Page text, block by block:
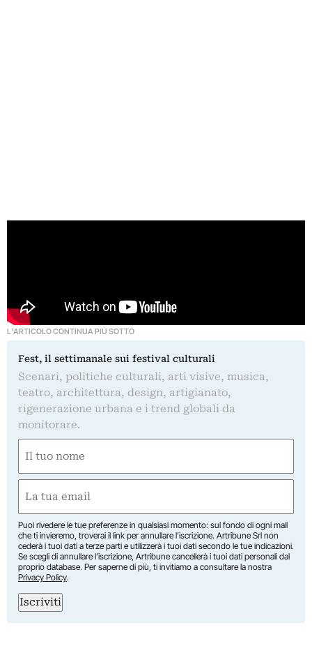
L'ARTICOLO CONTINUA PIÙ SOTTO
Fest, il settimanale sui festival culturali
Scenari, politiche culturali, arti visive, musica,
teatro, architettura, design, artigianato,
rigenerazione urbana e i trend globali da
monitorare.
(Obbligatorio)
(Obbligatorio)
Puoi rivedere le tue preferenze in qualsiasi momento: sul fondo di ogni mail
che ti invieremo, troverai il link per annullare l’iscrizione. Artribune Srl non
cederà i tuoi dati a terze parti e utilizzerà i tuoi dati secondo le tue indicazioni.
Se scegli di annullare l’iscrizione, Artribune cancellerà i tuoi dati personali dal
proprio database. Per saperne di più, ti invitiamo a consultare la nostra
Privacy Policy.
Iscriviti